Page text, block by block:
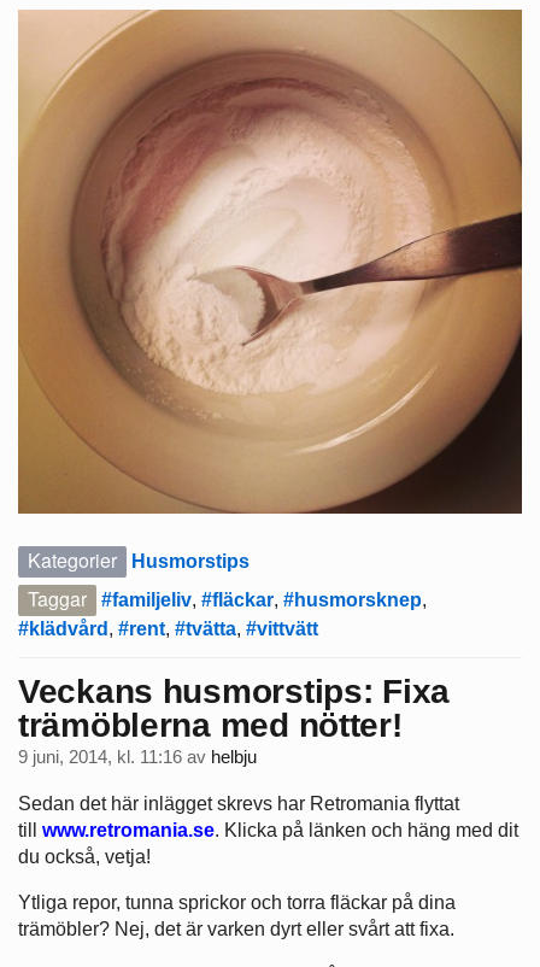
Kategorier Husmorstips
Taggar #familjeliv, #fläckar, #husmorsknep,
#klädvård , #rent, #tvätta, #vittvätt
Veckans husmorstips: Fixa
trämöblerna med nötter!
9 juni, 2014, kl. 11:16 av helbju
Sedan det här inlägget skrevs har Retromania flyttat
till
www.retromania.se. Klicka på länken och häng med dit
du också, vetja!
Ytliga repor, tunna sprickor och torra fläckar på dina
trämöbler? Nej, det är varken dyrt eller svårt att fixa.